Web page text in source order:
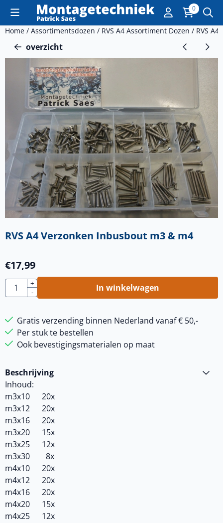
Cookievoorkeuren zijn momenteel gesloten. 0
Home / Assortimentsdozen / RVS A4 Assortiment Dozen / RVS
overzicht
RVS A4 Verzonken Inbusbout m3 & m4
€17,99
Aantal
+
-
In winkelwagen
Gratis verzending binnen Nederland vanaf € 50,-
Per stuk te bestellen
Ook bevestigingsmaterialen op maat
Beschrijving
Inhoud:
m3x10 20x
m3x12 20x
m3x16 20x
m3x20 15x
m3x25 12x
m3x30 8x
m4x10 20x
m4x12 20x
m4x16 20x
m4x20 15x
m4x25 12x